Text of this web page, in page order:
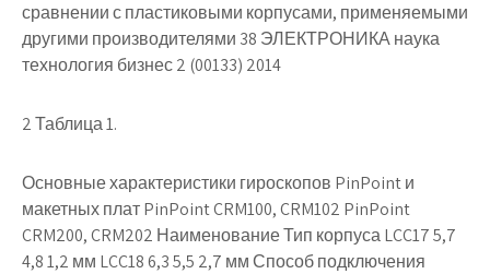
сравнении с пластиковыми корпусами, применяемыми
другими производителями 38 ЭЛЕКТРОНИКА наука
технология бизнес 2 (00133) 2014
2 Таблица 1.
Основные характеристики гироскопов PinPoint и
макетных плат PinPoint CRM100, CRM102 PinPoint
CRM200, CRM202 Наименование Тип корпуса LCC17 5,7
4,8 1,2 мм LCC18 6,3 5,5 2,7 мм Способ подключения